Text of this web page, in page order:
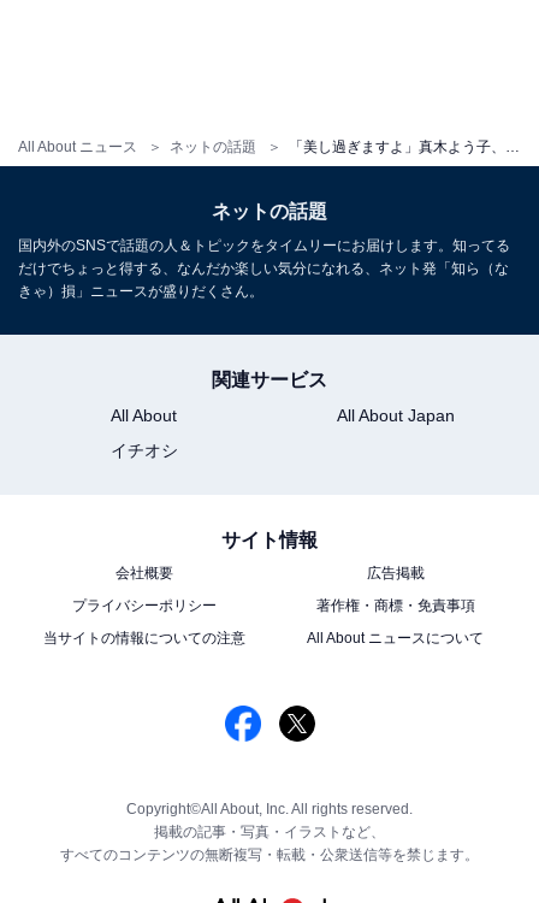
All About ニュース ネットの話題
ネットの話題
国内外のSNSで話題の人＆トピックをタイムリーにお届けします。知ってる
だけでちょっと得する、なんだか楽しい気分になれる、ネット発「知ら（な
きゃ）損」ニュースが盛りだくさん。
関連サービス
All About
All About Japan
イチオシ
サイト情報
会社概要
広告掲載
プライバシーポリシー
著作権・商標・免責事項
当サイトの情報についての注意
All About ニュースについて
Copyright©All About, Inc. All rights reserved.
掲載の記事・写真・イラストなど、
すべてのコンテンツの無断複写・転載・公衆送信等を禁じます。